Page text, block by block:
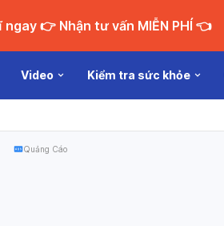
Chat với Bác sĩ ngay 👉 Nhận tư vấn MIỄN PHÍ 👈
Video Kiểm tra sức khỏe
Quảng Cáo